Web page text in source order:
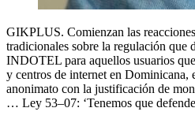
GIKPLUS. Comienzan las
tradicionales sobre la regulación que
INDOTEL para aquellos usuarios
y centros de internet en Dominicana,
anonimato con la justificación de
… Ley 53–07: ‘Tenemos que